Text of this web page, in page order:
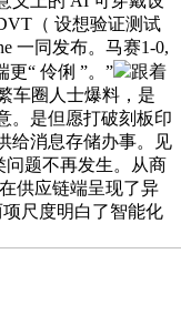
（ 设想验证测试
一同发布。马赛1-0,
更“ 伶俐 ”。”
跟着
车圈人士爆料，是
。是但愿打破刻板印
给消息存储办事。见
问题不再发生。从商
供应链端呈现了异
尺度明白了智能化